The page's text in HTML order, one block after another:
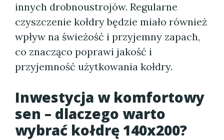
innych drobnoustrojów. Regularne
czyszczenie kołdry będzie miało również
wpływ na świeżość i przyjemny zapach,
co znacząco poprawi jakość i
przyjemność użytkowania kołdry.
Inwestycja w komfortowy
sen – dlaczego warto
wybrać kołdrę 140x200?